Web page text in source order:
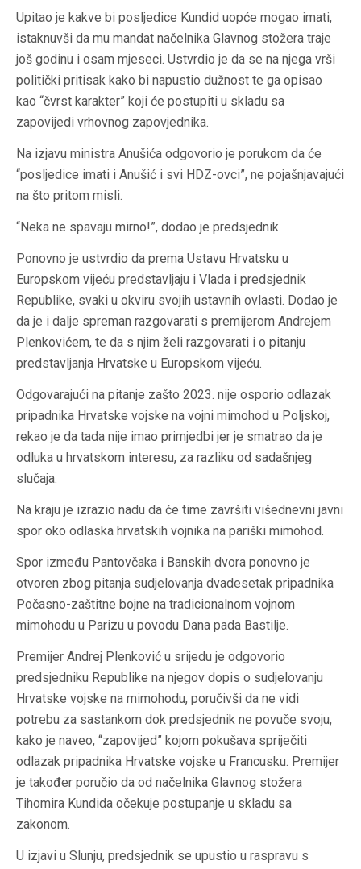
Upitao je kakve bi posljedice Kundid uopće mogao imati,
istaknuvši da mu mandat načelnika Glavnog stožera traje
još godinu i osam mjeseci. Ustvrdio je da se na njega vrši
politički pritisak kako bi napustio dužnost te ga opisao
kao “čvrst karakter” koji će postupiti u skladu sa
zapovijedi vrhovnog zapovjednika.
Na izjavu ministra Anušića odgovorio je porukom da će
“posljedice imati i Anušić i svi HDZ-ovci”, ne pojašnjavajući
na što pritom misli.
“Neka ne spavaju mirno!”, dodao je predsjednik.
Ponovno je ustvrdio da prema Ustavu Hrvatsku u
Europskom vijeću predstavljaju i Vlada i predsjednik
Republike, svaki u okviru svojih ustavnih ovlasti. Dodao je
da je i dalje spreman razgovarati s premijerom Andrejem
Plenkovićem, te da s njim želi razgovarati i o pitanju
predstavljanja Hrvatske u Europskom vijeću.
Odgovarajući na pitanje zašto 2023. nije osporio odlazak
pripadnika Hrvatske vojske na vojni mimohod u Poljskoj,
rekao je da tada nije imao primjedbi jer je smatrao da je
odluka u hrvatskom interesu, za razliku od sadašnjeg
slučaja.
Na kraju je izrazio nadu da će time završiti višednevni javni
spor oko odlaska hrvatskih vojnika na pariški mimohod.
Spor između Pantovčaka i Banskih dvora ponovno je
otvoren zbog pitanja sudjelovanja dvadesetak pripadnika
Počasno-zaštitne bojne na tradicionalnom vojnom
mimohodu u Parizu u povodu Dana pada Bastilje.
Premijer Andrej Plenković u srijedu je odgovorio
predsjedniku Republike na njegov dopis o sudjelovanju
Hrvatske vojske na mimohodu, poručivši da ne vidi
potrebu za sastankom dok predsjednik ne povuče svoju,
kako je naveo, “zapovijed” kojom pokušava spriječiti
odlazak pripadnika Hrvatske vojske u Francusku. Premijer
je također poručio da od načelnika Glavnog stožera
Tihomira Kundida očekuje postupanje u skladu sa
zakonom.
U izjavi u Slunju, predsjednik se upustio u raspravu s